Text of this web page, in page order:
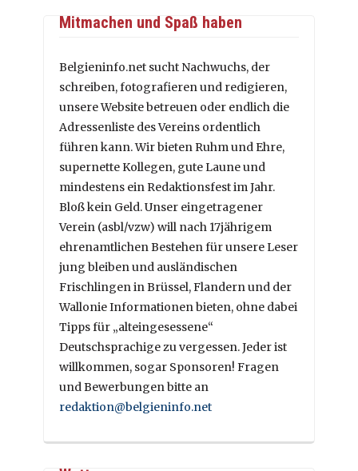
Mitmachen und Spaß haben
Belgieninfo.net sucht Nachwuchs, der
schreiben, fotografieren und redigieren,
unsere Website betreuen oder endlich die
Adressenliste des Vereins ordentlich
führen kann. Wir bieten Ruhm und Ehre,
supernette Kollegen, gute Laune und
mindestens ein Redaktionsfest im Jahr.
Bloß kein Geld. Unser eingetragener
Verein (asbl/vzw) will nach 17jährigem
ehrenamtlichen Bestehen für unsere Leser
jung bleiben und ausländischen
Frischlingen in Brüssel, Flandern und der
Wallonie Informationen bieten, ohne dabei
Tipps für „alteingesessene“
Deutschsprachige zu vergessen. Jeder ist
willkommen, sogar Sponsoren! Fragen
und Bewerbungen bitte an
redaktion@belgieninfo.net